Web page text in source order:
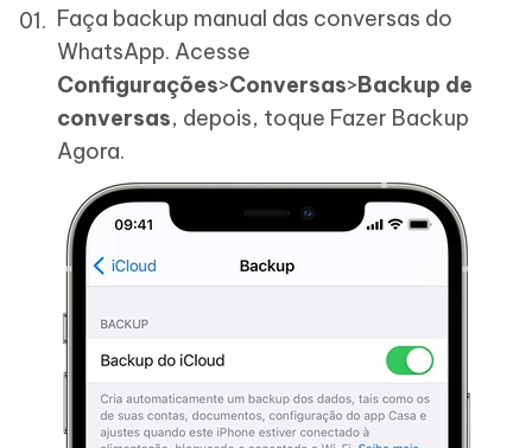
Faça backup manual das conversas do
WhatsApp. Acesse
Configurações>Conversas>Backup de
conversas, depois, toque Fazer Backup
Agora.